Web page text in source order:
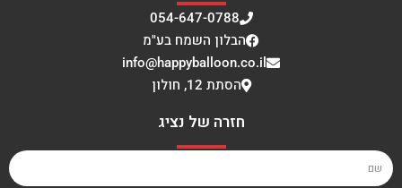
054-647-0788
הבלון השמח בע"מ
info@happyballoon.co.il
הסתת 12, חולון
חזרה של נציג